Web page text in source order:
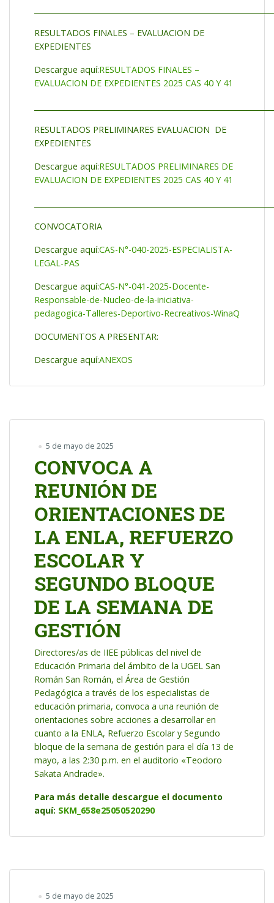
RESULTADOS FINALES – EVALUACION DE
EXPEDIENTES
Descargue aquí:RESULTADOS FINALES –
EVALUACION DE EXPEDIENTES 2025 CAS 40 Y 41
RESULTADOS PRELIMINARES EVALUACION DE
EXPEDIENTES
Descargue aquí:RESULTADOS PRELIMINARES DE
EVALUACION DE EXPEDIENTES 2025 CAS 40 Y 41
CONVOCATORIA
Descargue aquí:CAS-N°-040-2025-ESPECIALISTA-
LEGAL-PAS
Descargue aquí:CAS-N°-041-2025-Docente-
Responsable-de-Nucleo-de-la-iniciativa-
pedagogica-Talleres-Deportivo-Recreativos-WinaQ
DOCUMENTOS A PRESENTAR:
Descargue aquí:ANEXOS
5 de mayo de 2025
CONVOCA A
REUNIÓN DE
ORIENTACIONES DE
LA ENLA, REFUERZO
ESCOLAR Y
SEGUNDO BLOQUE
DE LA SEMANA DE
GESTIÓN
Directores/as de IIEE públicas del nivel de
Educación Primaria del ámbito de la UGEL San
Román San Román, el Área de Gestión
Pedagógica a través de los especialistas de
educación primaria, convoca a una reunión de
orientaciones sobre acciones a desarrollar en
cuanto a la ENLA, Refuerzo Escolar y Segundo
bloque de la semana de gestión para el día 13 de
mayo, a las 2:30 p.m. en el auditorio «Teodoro
Sakata Andrade».
Para más detalle descargue el documento
aquí: SKM_658e25050520290
5 de mayo de 2025